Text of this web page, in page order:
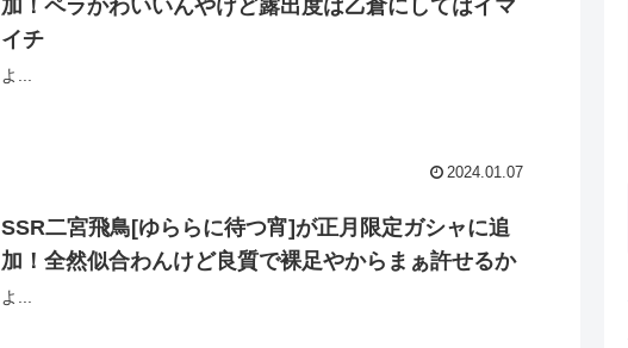
加！ペラかわいいんやけど露出度は乙倉にしてはイマ
イチ
よ...
2024.01.07
SSR二宮飛鳥[ゆららに待つ宵]が正月限定ガシャに追
加！全然似合わんけど良質で裸足やからまぁ許せるか
よ...